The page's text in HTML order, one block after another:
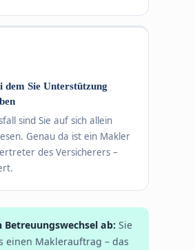
dem Sie Unterstützung
sind Sie auf sich allein
Genau da ist ein Makler
des Versicherers –
Betreuungswechsel ab: Sie
einen Maklerauftrag – das